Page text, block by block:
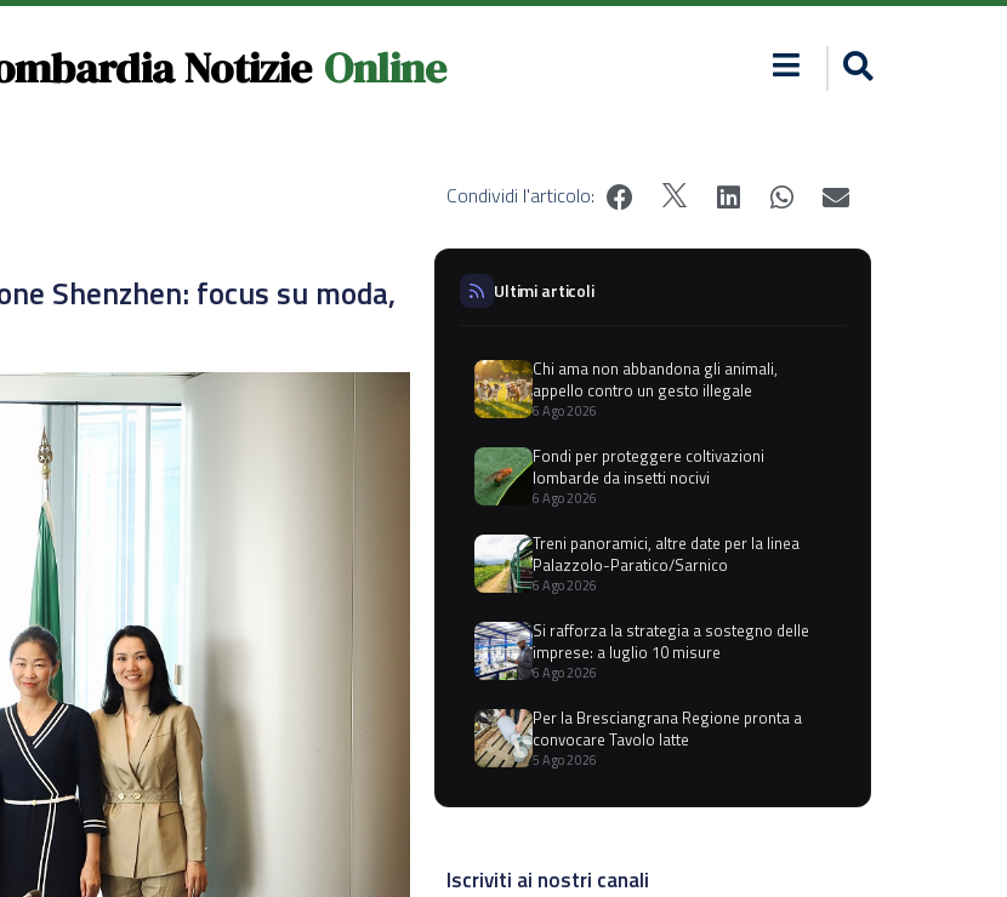
Notizie Online
Shenzhen: focus su moda,
Condividi l'articolo:
Ultimi articoli
Chi ama non abbandona gli animali,
appello contro un gesto illegale
6 Ago 2026
Fondi per proteggere coltivazioni
lombarde da insetti nocivi
6 Ago 2026
Treni panoramici, altre date per la linea
Palazzolo-Paratico/Sarnico
6 Ago 2026
Si rafforza la strategia a sostegno delle
imprese: a luglio 10 misure
6 Ago 2026
Per la Bresciangrana Regione pronta a
convocare Tavolo latte
5 Ago 2026
Iscriviti ai nostri canali